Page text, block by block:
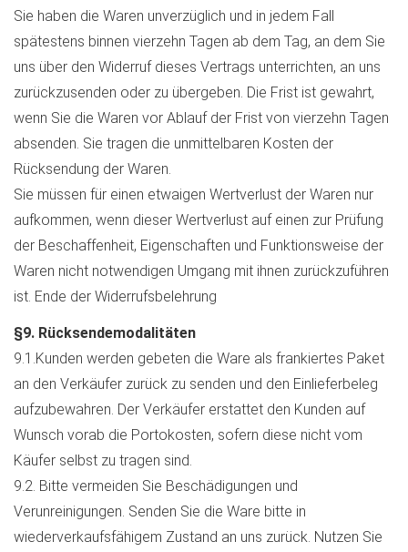
Sie haben die Waren unverzüglich und in jedem Fall
spätestens binnen vierzehn Tagen ab dem Tag, an dem Sie
uns über den Widerruf dieses Vertrags unterrichten, an uns
zurückzusenden oder zu übergeben. Die Frist ist gewahrt,
wenn Sie die Waren vor Ablauf der Frist von vierzehn Tagen
absenden. Sie tragen die unmittelbaren Kosten der
Rücksendung der Waren.
Sie müssen für einen etwaigen Wertverlust der Waren nur
aufkommen, wenn dieser Wertverlust auf einen zur Prüfung
der Beschaffenheit, Eigenschaften und Funktionsweise der
Waren nicht notwendigen Umgang mit ihnen zurückzuführen
ist. Ende der Widerrufsbelehrung
§9. Rücksendemodalitäten
9.1.Kunden werden gebeten die Ware als frankiertes Paket
an den Verkäufer zurück zu senden und den Einlieferbeleg
aufzubewahren. Der Verkäufer erstattet den Kunden auf
Wunsch vorab die Portokosten, sofern diese nicht vom
Käufer selbst zu tragen sind.
9.2. Bitte vermeiden Sie Beschädigungen und
Verunreinigungen. Senden Sie die Ware bitte in
wiederverkaufsfähigem Zustand an uns zurück. Nutzen Sie